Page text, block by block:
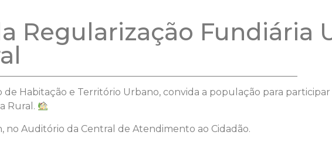
Regularização Fundiária
Habitação e Território Urbano, convida a população para
Rural.
no Auditório da Central de Atendimento ao Cidadão.